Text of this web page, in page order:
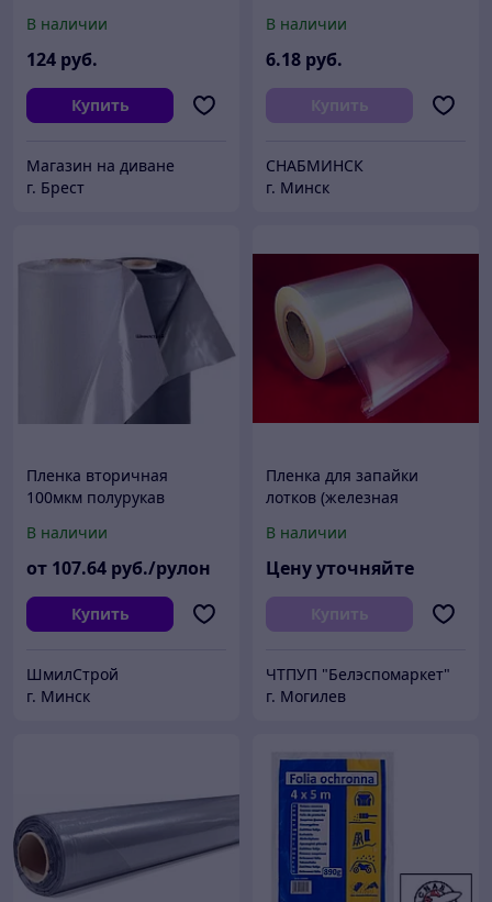
500мм / GMPR135059045
В наличии
124 руб.
Купить
Магазин на диване
г. Брест
В наличии
6.18 руб.
Купить
СНАБМИНСК
г. Минск
Пленка вторичная
100мкм полурукав
В наличии
от 107.64 руб./рулон
Купить
ШмилСтрой
г. Минск
Пленка для запайки
лотков (железная
55 мкм
В наличии
Цену уточняйте
Купить
ЧТПУП "Белэспомаркет"
г. Могилев